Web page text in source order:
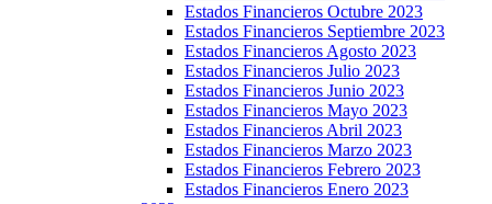
Estados Financieros Octubre 2023
Estados Financieros Septiembre 2023
Estados Financieros Agosto 2023
Estados Financieros Julio 2023
Estados Financieros Junio 2023
Estados Financieros Mayo 2023
Estados Financieros Abril 2023
Estados Financieros Marzo 2023
Estados Financieros Febrero 2023
Estados Financieros Enero 2023